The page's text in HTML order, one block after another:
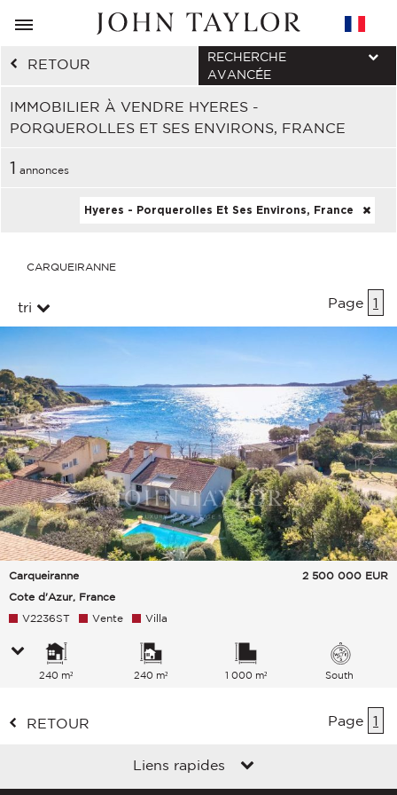
RETOUR
IMMOBILIER À VENDRE HYERES -
PORQUEROLLES ET SES ENVIRONS, FRANCE
RECHERCHE
AVANCÉE
1 annonces
Hyeres - Porquerolles Et Ses Environs, France
CARQUEIRANNE
tri Page 1
Carqueiranne
Cote d'Azur, France
2 500 000 EUR
V2236ST Vente Villa
240 m² 240 m² 1 000 m² South
RETOUR Page 1
Liens rapides